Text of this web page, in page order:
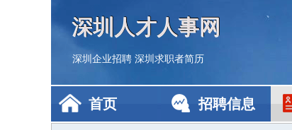
深圳人才人事网
深圳企业招聘 深圳求职者简历
首页 招聘信息